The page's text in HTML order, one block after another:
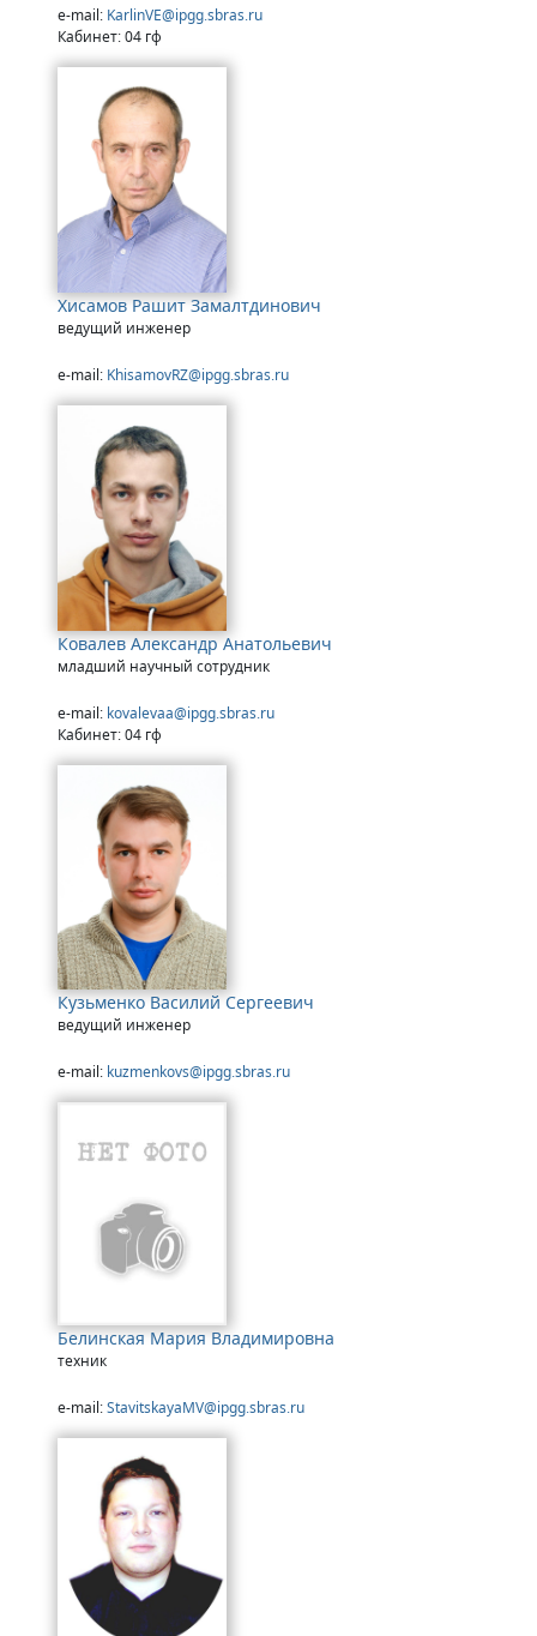
e-mail: KarlinVE@ipgg.sbras.ru
Кабинет: 04 гф
Хисамов Рашит Замалтдинович
ведущий инженер
e-mail: KhisamovRZ@ipgg.sbras.ru
Ковалев Александр Анатольевич
младший научный сотрудник
e-mail: kovalevaa@ipgg.sbras.ru
Кабинет: 04 гф
Кузьменко Василий Сергеевич
ведущий инженер
e-mail: kuzmenkovs@ipgg.sbras.ru
Белинская Мария Владимировна
техник
e-mail:StavitskayaMV@ipgg.sbras.ru